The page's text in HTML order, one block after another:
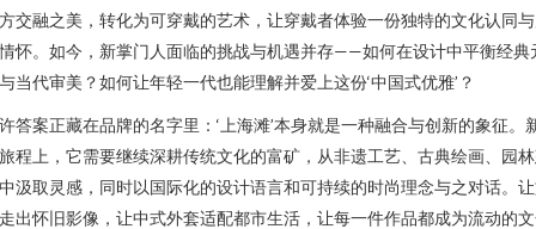
交融之美，转化为可穿戴的艺术，让穿戴者体验一份独特的文化认同
怀。如今，新掌门人面临的挑战与机遇并存——如何在设计中平衡经典
当代审美？如何让年轻一代也能理解并爱上这份‘中国式优雅’？
答案正藏在品牌的名字里：‘上海滩’本身就是一种融合与创新的象征。
程上，它需要继续深耕传统文化的富矿，从非遗工艺、古典绘画、园
汲取灵感，同时以国际化的设计语言和可持续的时尚理念与之对话。
出怀旧影像，让中式外套适配都市生活，让每一件作品都成为流动的